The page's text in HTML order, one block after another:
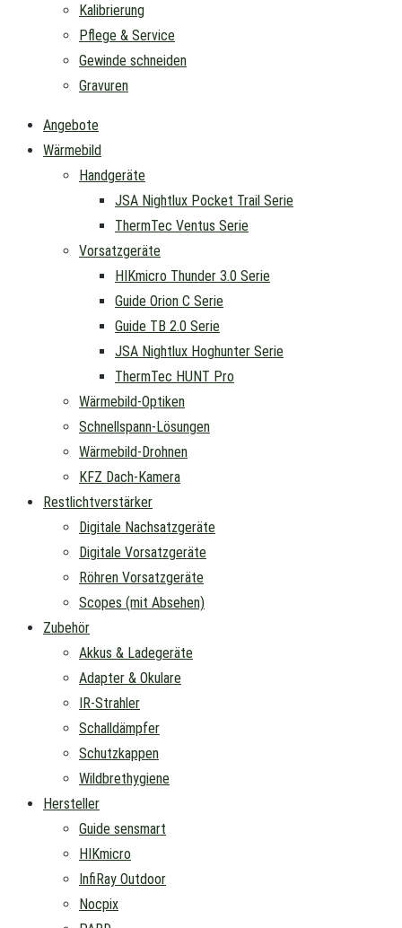
Kalibrierung
Pflege & Service
Gewinde schneiden
Gravuren
Angebote
Wärmebild
Handgeräte
JSA Nightlux Pocket Trail Serie
ThermTec Ventus Serie
Vorsatzgeräte
HIKmicro Thunder 3.0 Serie
Guide Orion C Serie
Guide TB 2.0 Serie
JSA Nightlux Hoghunter Serie
ThermTec HUNT Pro
Wärmebild-Optiken
Schnellspann-Lösungen
Wärmebild-Drohnen
KFZ Dach-Kamera
Restlichtverstärker
Digitale Nachsatzgeräte
Digitale Vorsatzgeräte
Röhren Vorsatzgeräte
Scopes (mit Absehen)
Zubehör
Akkus & Ladegeräte
Adapter & Okulare
IR-Strahler
Schalldämpfer
Schutzkappen
Wildbrethygiene
Hersteller
Guide sensmart
HIKmicro
InfiRay Outdoor
Nocpix